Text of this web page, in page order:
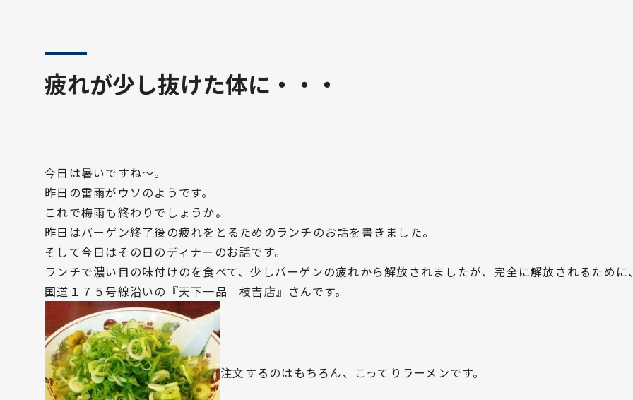
疲れが少し抜けた体に・・・
今日は暑いですね～。
昨日の雷雨がウソのようです。
これで梅雨も終わりでしょうか。
昨日はバーゲン終了後の疲れをとるためのランチのお話を書きました。
そして今日はその日のディナーのお話です。
ランチで濃い目の味付けのを食べて、少しバーゲンの疲れから解放されましたが、完全に解放されるために
国道１７５号線沿いの『天下一品 枝吉店』さんです。
注文するのはもちろん、こってりラーメンです。